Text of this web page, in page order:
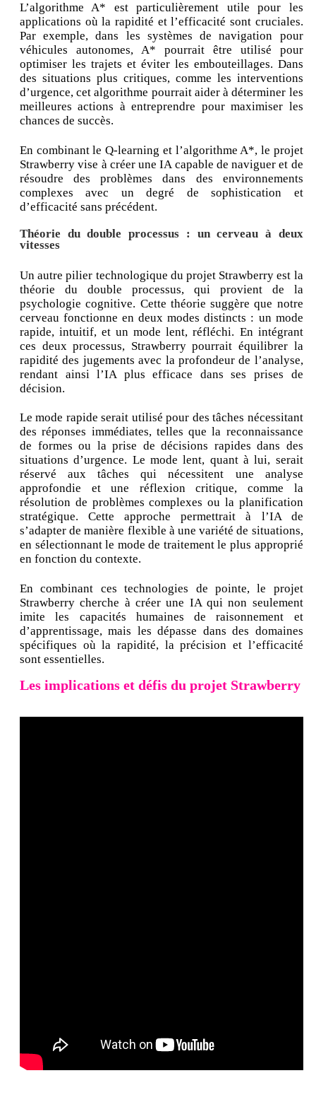
L’algorithme A* est particulièrement utile pour les
applications où la rapidité et l’efficacité sont cruciales.
Par exemple, dans les systèmes de navigation pour
véhicules autonomes, A* pourrait être utilisé pour
optimiser les trajets et éviter les embouteillages. Dans
des situations plus critiques, comme les interventions
d’urgence, cet algorithme pourrait aider à déterminer les
meilleures actions à entreprendre pour maximiser les
chances de succès.
En combinant le Q-learning et l’algorithme A*, le projet
Strawberry vise à créer une IA capable de naviguer et de
résoudre des problèmes dans des environnements
complexes avec un degré de sophistication et
d’efficacité sans précédent.
Théorie du double processus : un cerveau à deux
vitesses
Un autre pilier technologique du projet Strawberry est la
théorie du double processus, qui provient de la
psychologie cognitive. Cette théorie suggère que notre
cerveau fonctionne en deux modes distincts : un mode
rapide, intuitif, et un mode lent, réfléchi. En intégrant
ces deux processus, Strawberry pourrait équilibrer la
rapidité des jugements avec la profondeur de l’analyse,
rendant ainsi l’IA plus efficace dans ses prises de
décision.
Le mode rapide serait utilisé pour des tâches nécessitant
des réponses immédiates, telles que la reconnaissance
de formes ou la prise de décisions rapides dans des
situations d’urgence. Le mode lent, quant à lui, serait
réservé aux tâches qui nécessitent une analyse
approfondie et une réflexion critique, comme la
résolution de problèmes complexes ou la planification
stratégique. Cette approche permettrait à l’IA de
s’adapter de manière flexible à une variété de situations,
en sélectionnant le mode de traitement le plus approprié
en fonction du contexte.
En combinant ces technologies de pointe, le projet
Strawberry cherche à créer une IA qui non seulement
imite les capacités humaines de raisonnement et
d’apprentissage, mais les dépasse dans des domaines
spécifiques où la rapidité, la précision et l’efficacité
sont essentielles.
Les implications et défis du projet Strawberry